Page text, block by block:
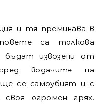
и тя преминава в
са толкова
извозени от
водачите на
се самоубият и с
огромен грях.